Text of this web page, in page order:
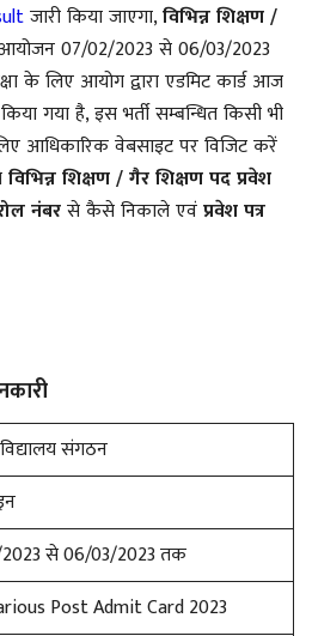
जारी किया जाएगा,विभिन्न शिक्षण /
आयोजन 07/02/2023 से 06/03/2023
के लिए आयोग द्वारा एडमिट कार्ड आज
गया है, इस भर्ती सम्बन्धित किसी भी
आधिकारिक वेबसाइट पर विजिट करें
विभिन्न शिक्षण / गैर शिक्षण पदप्रवेश
नंबरसे कैसे निकाले एवंप्रवेश पत्र
संगठन
से 06/03/2023 तक
Post Admit Card 2023